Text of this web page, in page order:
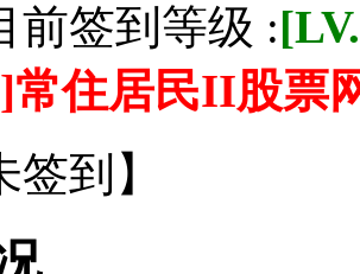
前签到等级 :
常住居民II股票
签到 】